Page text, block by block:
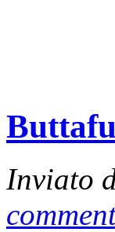
Inviato